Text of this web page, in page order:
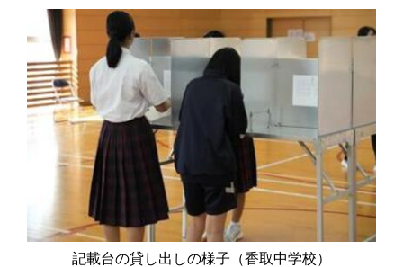
記載台の貸し出しの様子（香取中学校）